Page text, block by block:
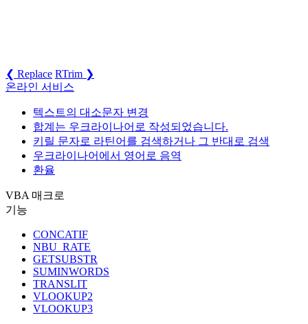
❮ Replace RTrim ❯
온라인 서비스
텍스트의 대소문자 변경
합계는 우크라이나어로 작성되었습니다.
키릴 문자로 라틴어를 검색하거나 그 반대로 검색
우크라이나어에서 영어로 음역
환율
VBA 매크로
기능
CONCATIF
NBU_RATE
GETSUBSTR
SUMINWORDS
TRANSLIT
VLOOKUP2
VLOOKUP3